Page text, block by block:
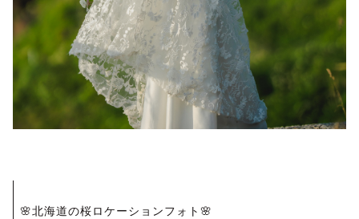
投
🌸北海道の桜ロケーションフォト🌸